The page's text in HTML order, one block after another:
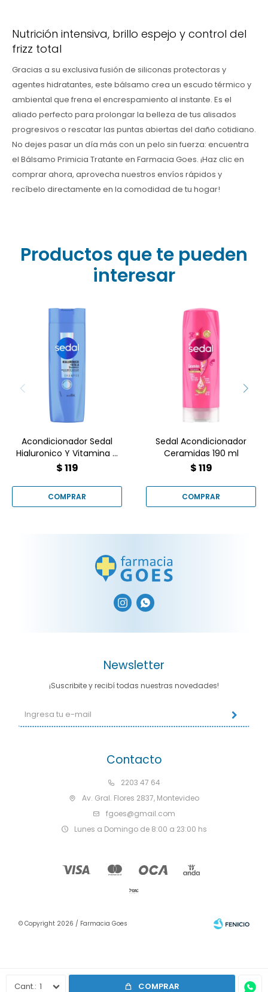
1 COMPRAR
Nutrición intensiva, brillo espejo y control del
frizz total
Gracias a su exclusiva fusión de siliconas protectoras y
agentes hidratantes, este bálsamo crea un escudo térmico y
ambiental que frena el encrespamiento al instante. Es el
aliado perfecto para prolongar la belleza de tus alisados
progresivos o rescatar las puntas abiertas del daño cotidiano.
No dejes pasar un día más con un pelo sin fuerza: encuentra
el Bálsamo Primicia Tratante en Farmacia Goes. ¡Haz clic en
comprar ahora, aprovecha nuestros envíos rápidos y
recíbelo directamente en la comodidad de tu hogar!
Productos que te pueden
interesar
Acondicionador Sedal
Ácido Hialurónico +
Vitamina A. Hidratación
profunda y 24h sin frizz
para un movimiento
increíble. ¡Revitaliza tu
melena hoy! Cómpralo al
mejor precio en la web de
Farmacia Goes.
Acondicionador Sedal
Hialuronico Y Vitamina A
190 ml
$119
¿Pelo opaco y
quebradizo? Recupera el
brillo perdido con el Sedal
Acondicionador
Ceramidas 190 ml. Su
fórmula avanzada sella
la cutícula para un
acabado sedoso y
resistente. ¡Cómpralo hoy
a tu cabello la fuerza que
merece!
Sedal Acondicionador
Ceramidas 190 ml
$119
 
Contacto
2203 47 64
Av. Gral. Flores 2837, Montevideo
fgoes@gmail.com
Lunes a Domingo de 8:00 a 23:00 hs
Newsletter
¡Suscribite y recibí todas nuestras novedades!
© Copyright 2026 / Farmacia Goes